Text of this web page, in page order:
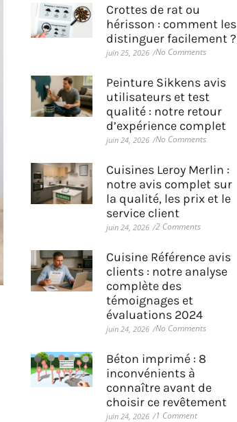
Crottes de rat ou
hérisson : comment les
distinguer facilement ?
juin 25, 2026 /No Comments
Peinture Sikkens avis
utilisateurs et test
qualité : notre retour
d’expérience complet
juin 24, 2026 /No Comments
Cuisines Leroy Merlin :
notre avis complet sur
la qualité, les prix et le
service client
juin 24, 2026 /2 Comments
Cuisine Référence avis
clients : notre analyse
complète des
témoignages et
évaluations 2024
juin 24, 2026 /No Comments
Béton imprimé : 8
inconvénients à
connaître avant de
choisir ce revêtement
juin 24, 2026 /1 Comment